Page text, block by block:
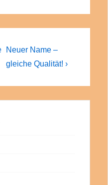
Next
Post
Neuer Name –
gleiche Qualität! ›